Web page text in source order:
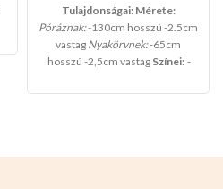
Tulajdonságai: Mérete:
Póráznak:-130cm hosszú -2.5cm
vastag Nyakörvnek:-65cm
hosszú -2,5cm vastag Színei: -